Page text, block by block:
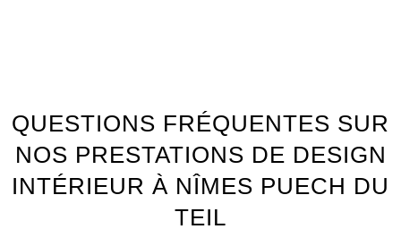
QUESTIONS FRÉQUENTES SUR
NOS PRESTATIONS DE DESIGN
INTÉRIEUR À NÎMES PUECH DU
TEIL